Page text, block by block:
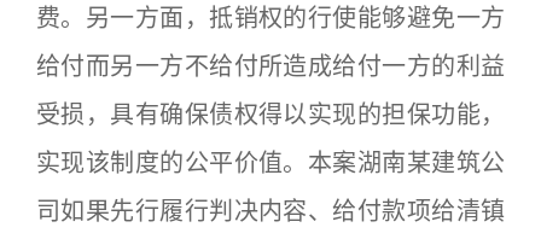
费。另一方面，抵销权的行使能够避免一方
给付而另一方不给付所造成给付一方的利益
受损，具有确保债权得以实现的担保功能，
实现该制度的公平价值。本案湖南某建筑公
司如果先行履行判决内容、给付款项给清镇